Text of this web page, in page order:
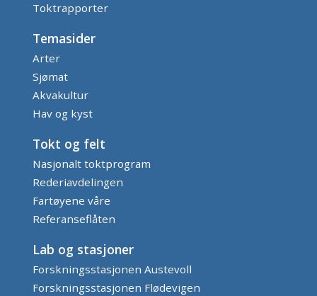
Toktrapporter
Temasider
Arter
Sjømat
Akvakultur
Hav og kyst
Tokt og felt
Nasjonalt toktprogram
Rederiavdelingen
Fartøyene våre
Referanseflåten
Lab og stasjoner
Forskningsstasjonen Austevoll
Forskningsstasjonen Flødevigen